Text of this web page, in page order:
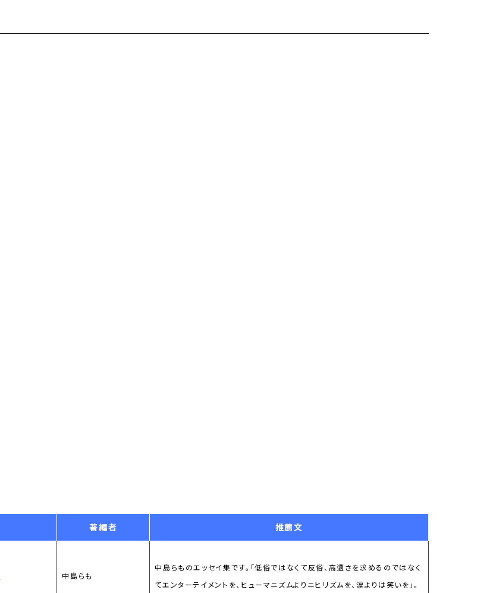
著編者 推薦文
中島らも
中島らものエッセイ集です。「低俗ではなくて反俗、高邁さを求めるのではなく
てエンターテイメントを、ヒューマニズムよりニヒリズムを、涙よりは笑いを」。